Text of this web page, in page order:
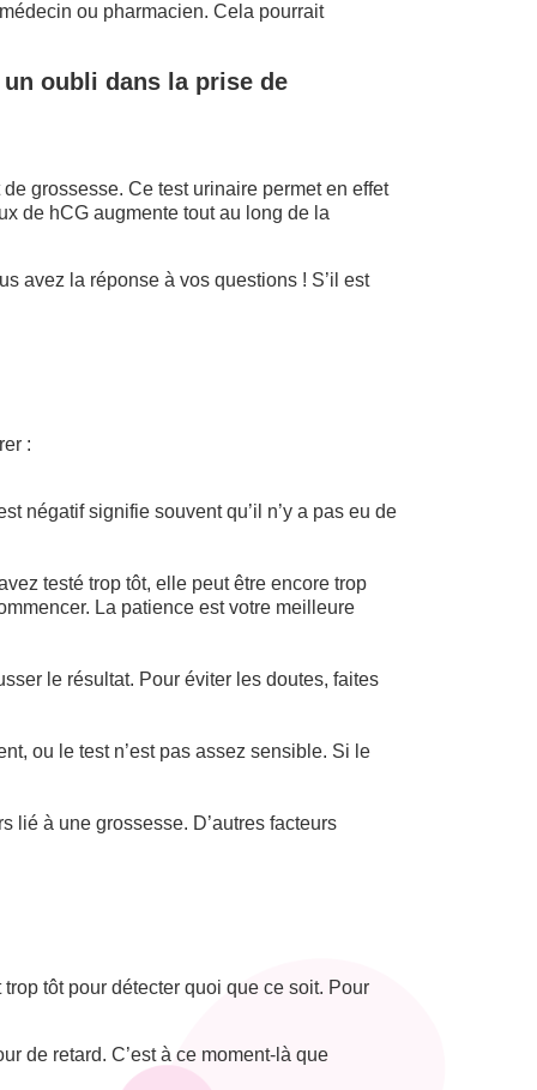
ou pharmacien. Cela pourrait
oubli dans la prise de
grossesse. Ce test urinaire permet en effet
de hCG augmente tout au long de la
avez la réponse à vos questions ! S’il est
:
négatif signifie souvent qu’il n’y a pas eu de
testé trop tôt, elle peut être encore trop
La patience est votre meilleure
le résultat. Pour éviter les doutes, faites
ou le test n’est pas assez sensible. Si le
lié à une grossesse. D’autres facteurs
tôt pour détecter quoi que ce soit. Pour
de retard. C’est à ce moment-là que